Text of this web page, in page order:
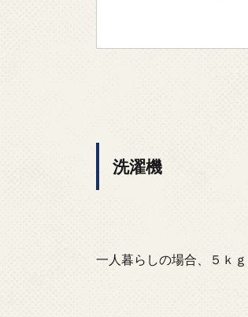
洗濯機
一人暮らしの場合、５ｋ